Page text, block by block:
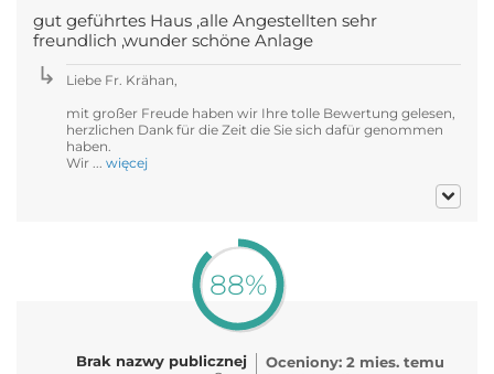
gut geführtes Haus ,alle Angestellten sehr
freundlich ,wunder schöne Anlage
Liebe Fr. Krähan,
mit großer Freude haben wir Ihre tolle Bewertung gelesen,
herzlichen Dank für die Zeit die Sie sich dafür genommen
haben.
Wir ... więcej
88%
Brak nazwy publicznej
Oceniony: 2 mies. temu